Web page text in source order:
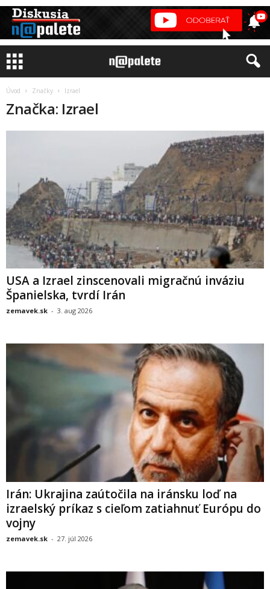
Úvod Značky Izrael
Značka: Izrael
USA a Izrael zinscenovali migračnú inváziu
Španielska, tvrdí Irán
zemavek.sk - 3. aug 2026
Irán: Ukrajina zaútočila na iránsku loď na
izraelský príkaz s cieľom zatiahnuť Európu do
vojny
zemavek.sk - 27. júl 2026